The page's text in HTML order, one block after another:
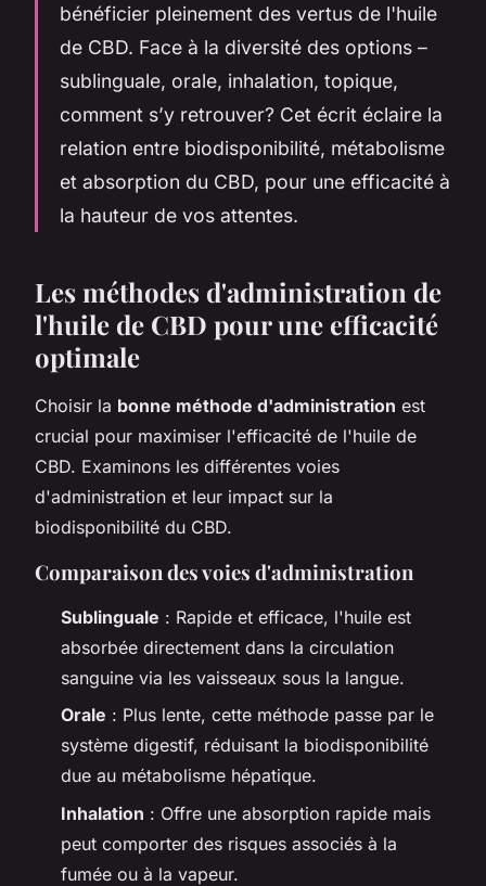
bénéficier pleinement des vertus de l'huile
de CBD. Face à la diversité des options –
sublinguale, orale, inhalation, topique,
comment s’y retrouver? Cet écrit éclaire la
relation entre biodisponibilité, métabolisme
et absorption du CBD, pour une efficacité à
la hauteur de vos attentes.
Les méthodes d'administration de
l'huile de CBD pour une efficacité
optimale
Choisir la bonne méthode d'administration est
crucial pour maximiser l'efficacité de l'huile de
CBD. Examinons les différentes voies
d'administration et leur impact sur la
biodisponibilité du CBD.
Comparaison des voies d'administration
Sublinguale : Rapide et efficace, l'huile est
absorbée directement dans la circulation
sanguine via les vaisseaux sous la langue.
Orale : Plus lente, cette méthode passe par le
système digestif, réduisant la biodisponibilité
due au métabolisme hépatique.
Inhalation : Offre une absorption rapide mais
peut comporter des risques associés à la
fumée ou à la vapeur.